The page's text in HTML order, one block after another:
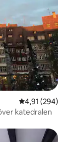
4,91 av 5 i
4,91 (294)
katedralen